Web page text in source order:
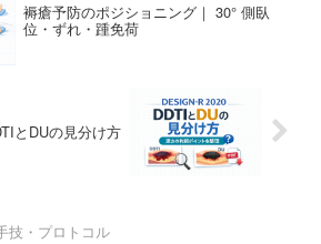
褥瘡予防のポジショニング｜ 30° 側臥
位・ずれ・踵免荷
とDUの見分け方
技・プロトコル